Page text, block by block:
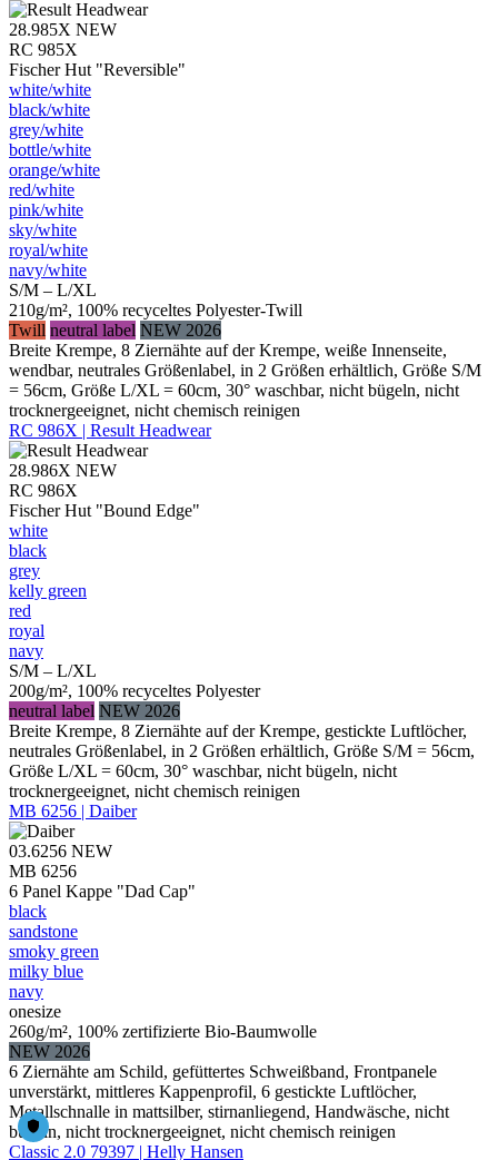
28.985X NEW
RC 985X
Fischer Hut "Reversible"
white/​white
black/​white
grey/​white
bottle/​white
orange/​white
red/​white
pink/​white
sky/​white
royal/​white
navy/​white
S/M – L/XL
210g/m², 100% recyceltes Polyester-Twill
Twill neutral label NEW 2026
Breite Krempe, 8 Ziernähte auf der Krempe, weiße Innenseite,
wendbar, neutrales Größenlabel, in 2 Größen erhältlich, Größe S/M
= 56cm, Größe L/XL = 60cm, 30° waschbar, nicht bügeln, nicht
trocknergeeignet, nicht chemisch reinigen
RC 986X | Result Headwear
28.986X NEW
RC 986X
Fischer Hut "Bound Edge"
white
black
grey
kelly green
red
royal
navy
S/M – L/XL
200g/m², 100% recyceltes Polyester
neutral label NEW 2026
Breite Krempe, 8 Ziernähte auf der Krempe, gestickte Luftlöcher,
neutrales Größenlabel, in 2 Größen erhältlich, Größe S/M = 56cm,
Größe L/XL = 60cm, 30° waschbar, nicht bügeln, nicht
trocknergeeignet, nicht chemisch reinigen
MB 6256 | Daiber
03.6256 NEW
MB 6256
6 Panel Kappe "Dad Cap"
black
sandstone
smoky green
milky blue
navy
onesize
260g/m², 100% zertifizierte Bio-Baumwolle
NEW 2026
6 Ziernähte am Schild, gefüttertes Schweißband, Frontpanele
unverstärkt, mittleres Kappenprofil, 6 gestickte Luftlöcher,
Metallschnalle in mattsilber, stirnanliegend, Handwäsche, nicht
bügeln, nicht trocknergeeignet, nicht chemisch reinigen
Classic 2.0 79397 | Helly Hansen